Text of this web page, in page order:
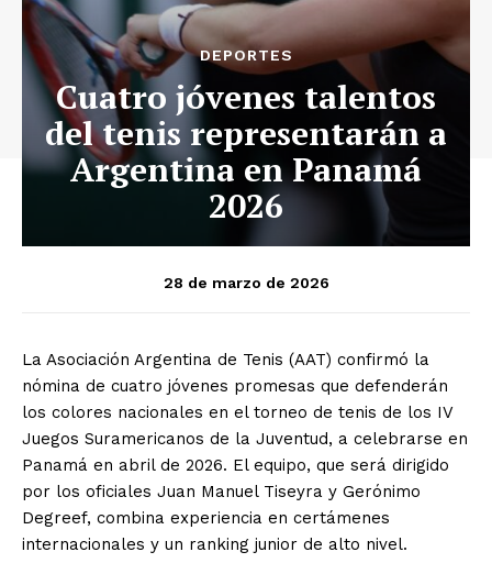
DEPORTES
Cuatro jóvenes talentos
del tenis representarán a
Argentina en Panamá
2026
28 de marzo de 2026
La Asociación Argentina de Tenis (AAT) confirmó la
nómina de cuatro jóvenes promesas que defenderán
los colores nacionales en el torneo de tenis de los IV
Juegos Suramericanos de la Juventud, a celebrarse en
Panamá en abril de 2026. El equipo, que será dirigido
por los oficiales Juan Manuel Tiseyra y Gerónimo
Degreef, combina experiencia en certámenes
internacionales y un ranking junior de alto nivel.